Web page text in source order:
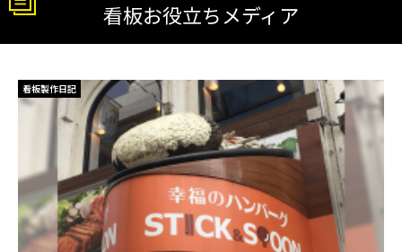
看板お役立ちメディア
看板製作日記